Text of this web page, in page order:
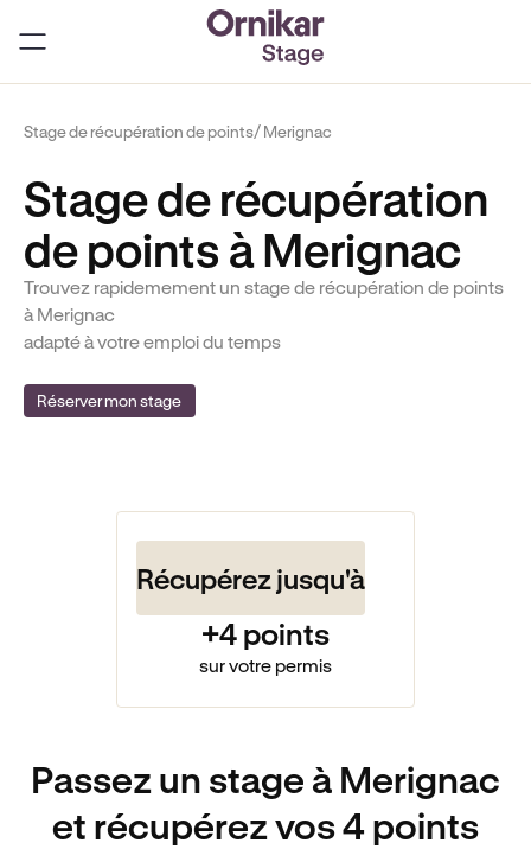
Stage de récupération de points/ Merignac
Stage de récupération
de points à Merignac
Trouvez rapidemement un stage de récupération de points
à Merignac
adapté à votre emploi du temps
Réserver mon stage
Récupérez jusqu'à
+4 points
sur votre permis
Passez un stage à Merignac
et récupérez vos 4 points